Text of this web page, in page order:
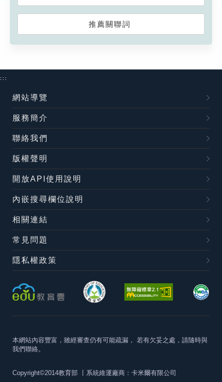
推薦關聯詞
:::
網站導覽
服務簡介
聯絡我們
版權聲明
開放API使用說明
內嵌搜尋欄位說明
相關連結
常見問題
隱私權政策
本網站內容豐富，雖經審查仍有可能疏漏， 若有欠妥之處，請隨時與
我們聯絡。
Copyright©2014教育部 丨系統維運廠商：卡米爾有限公司